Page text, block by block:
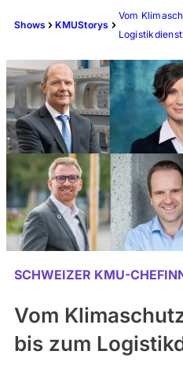
Shows KMUStorys
Vom
SCHWEIZER KMU-
Vom
bis zum